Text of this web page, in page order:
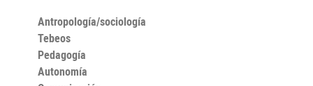
Antropología/sociología
Tebeos
Pedagogía
Autonomía